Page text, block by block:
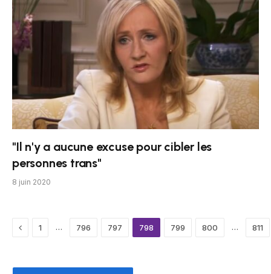
"Il n'y a aucune excuse pour cibler les
personnes trans"
8 juin 2020
Previous
1 … 796 797 798 799 800 … 811